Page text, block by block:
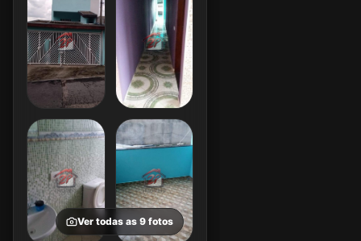
Ver todas as 9 fotos